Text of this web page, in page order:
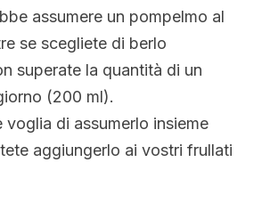
assumere un pompelmo al
se scegliete di berlo
superate la quantità di un
(200 ml).
voglia di assumerlo insieme
aggiungerlo ai vostri frullati